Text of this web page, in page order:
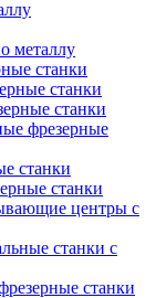
металлу
станки
станки
станки
фрезерные
станки
станки
центры с
станки с
станки